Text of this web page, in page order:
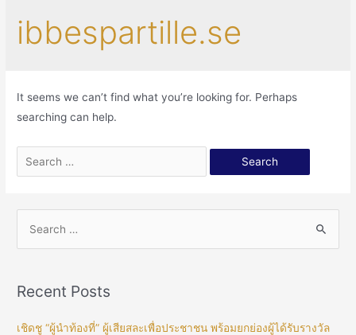
ibbespartille.se
It seems we can’t find what you’re looking for. Perhaps
searching can help.
Recent Posts
เชิดชู “ผู้นำท้องที่” ผู้เสียสละเพื่อประชาชน พร้อมยกย่องผู้ได้รับรางวัล